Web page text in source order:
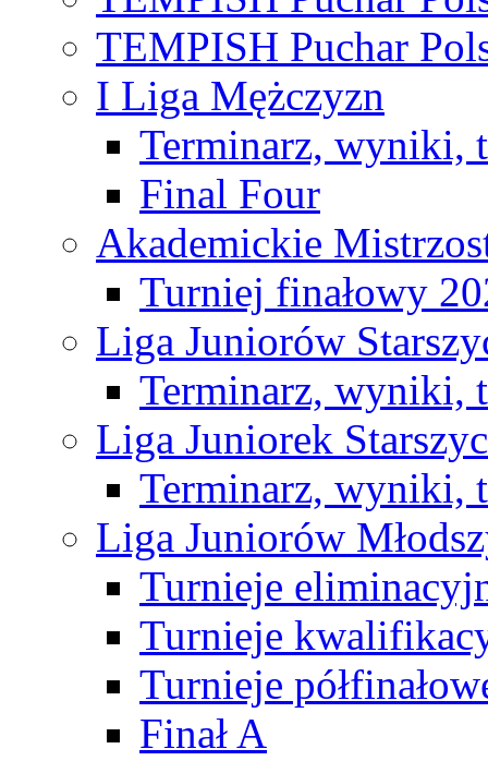
TEMPISH Puchar
I Liga Mężczyzn
Terminarz, wyniki,
Final Four
Akademickie
Turniej finałowy
Liga Juniorów
Terminarz, wyniki,
Liga Juniorek
Terminarz, wyniki,
Liga Juniorów
Turnieje
Turnieje
Turnieje
Finał A